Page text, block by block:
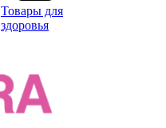
Товары для
здоровья